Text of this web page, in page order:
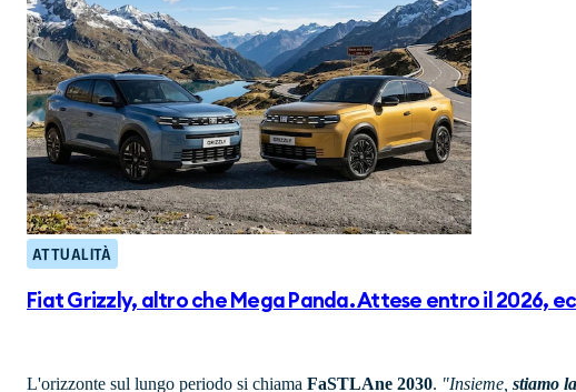
ATTUALITÀ
Fiat Grizzly, altro che Mega Panda. Attese entro il 2026,
L'orizzonte sul lungo periodo si chiama FaSTLAne 2030. "Insieme, stiamo